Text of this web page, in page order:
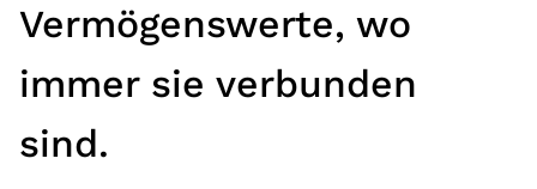
Vermögenswerte, wo
immer sie verbunden
sind.